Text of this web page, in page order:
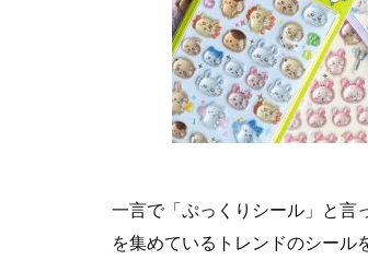
一言で「ぷっくりシール」と言
を集めているトレンドのシール